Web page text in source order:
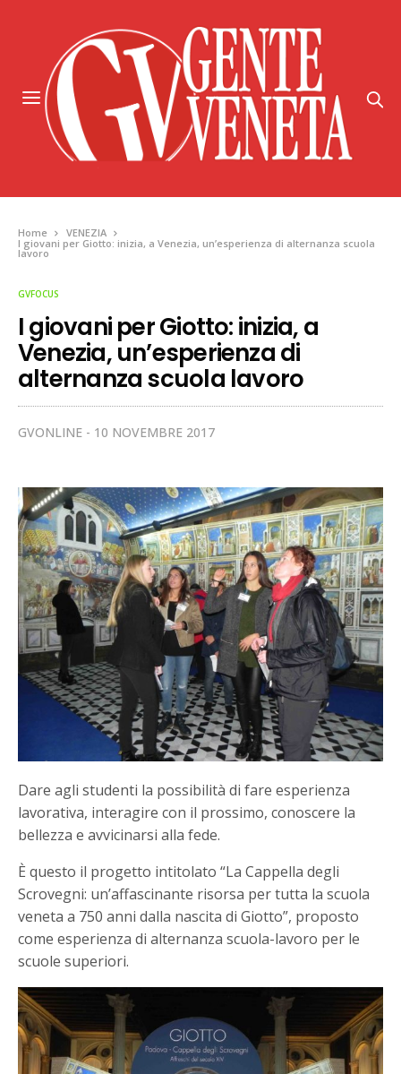
Home
VENEZIA
I giovani per Giotto: inizia, a Venezia, un’esperienza di alternanza scuola
lavoro
GVFOCUS
I giovani per Giotto: inizia, a
Venezia, un’esperienza di
alternanza scuola lavoro
GVONLINE 10 NOVEMBRE 2017
Dare agli studenti la possibilità di fare esperienza
lavorativa, interagire con il prossimo, conoscere la
bellezza e avvicinarsi alla fede.
È questo il progetto intitolato “La Cappella degli
Scrovegni: un’affascinante risorsa per tutta la scuola
veneta a 750 anni dalla nascita di Giotto”, proposto
come esperienza di alternanza scuola-lavoro per le
scuole superiori.